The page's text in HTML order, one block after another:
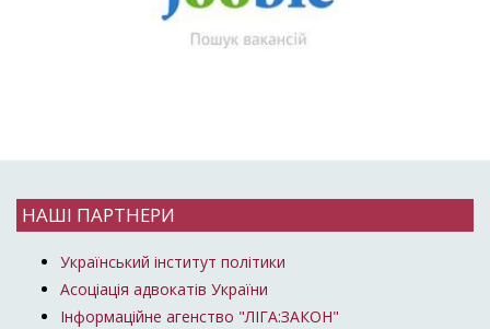
НАШІ ПАРТНЕРИ
Український інститут політики
Асоціація адвокатів України
Інформаційне агенство "ЛІГА:ЗАКОН"